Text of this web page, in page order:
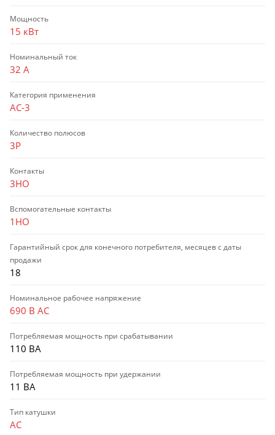
Мощность
15 кВт
Номинальный ток
32 А
Категория применения
AC-3
Количество полюсов
3P
Контакты
3НО
Вспомогательные контакты
1НО
Гарантийный срок для конечного потребителя, месяцев с даты
продажи
18
Номинальное рабочее напряжение
690 В AC
Потребляемая мощность при срабатывании
110 ВА
Потребляемая мощность при удержании
11 ВА
Тип катушки
AC